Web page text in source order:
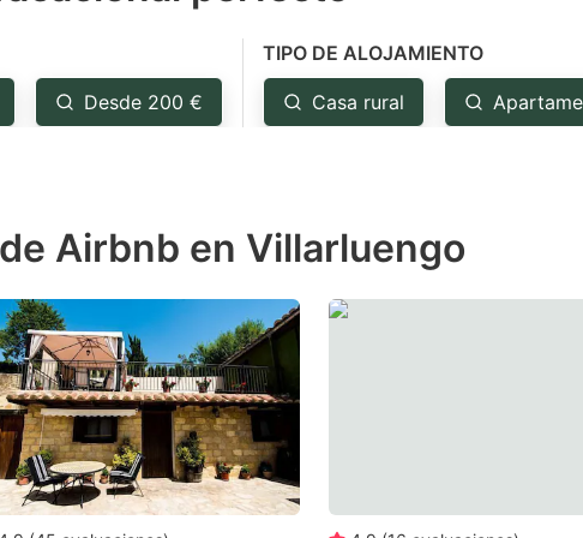
mark
key
the
shortcuts
for
changing
dates.
Desde 200 €
TIPO DE ALOJAMIENTO
Casa rural
Airbnb en Villarluengo